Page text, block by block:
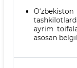
ayrim
asosan